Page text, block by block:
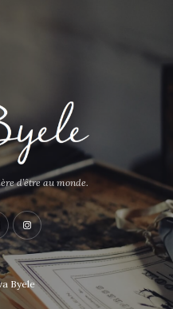
d’être au monde.
Byele